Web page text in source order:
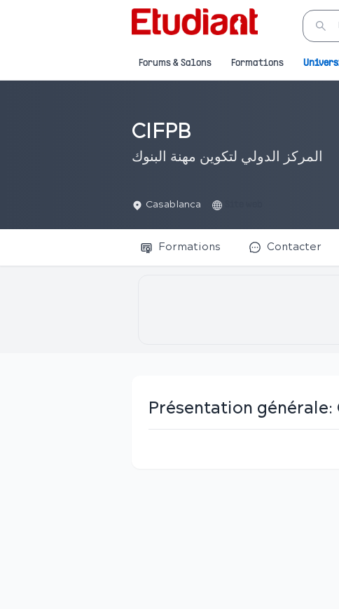
Forums & Salons Formations
CIFPB
المركز الدولي لتكوين مهنة البنوك
Casablanca
Formations Contacter
Présentation générale: